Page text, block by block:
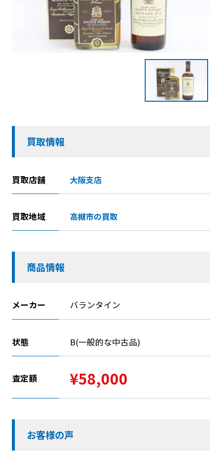
買取情報
買取店舗 大阪支店
買取地域 高槻市の買取
商品情報
メーカー バランタイン
状態 B(一般的な中古品)
査定額 ¥58,000
お客様の声